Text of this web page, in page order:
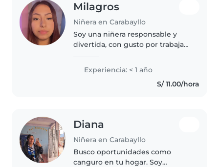
Milagros
Niñera en Carabayllo
Soy una niñera responsable y
divertida, con gusto por trabajar
con mucha paciencia. Tengo
experiencias en dibujo, música y
juegos. Me siento cómoda
Experiencia: < 1 año
S/ 11.00/hora
Diana
Niñera en Carabayllo
Busco oportunidades como
canguro en tu hogar. Soy